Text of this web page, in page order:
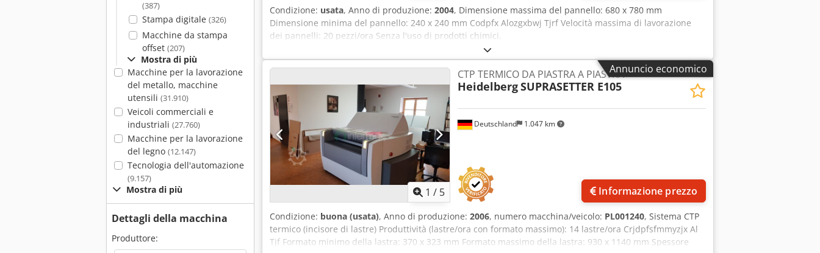
(387)
Stampa digitale (326)
Macchine da stampa
offset (207)
Mostra di più
Macchine per la lavorazione
del metallo, macchine
utensili (31.910)
Veicoli commerciali e
industriali (27.760)
Macchine per la lavorazione
del legno (12.147)
Tecnologia dell'automazione
(9.157)
Mostra di più
Dettagli della macchina
Produttore:
Condizione: usata, Anno di produzione: 2004, Dimensione massima del pannello: 680 x 780 mm
Dimensione minima del pannello: 240 x 240 mm Codpfx Alozgxbwj Tjrf Velocità massima di lavorazione
dei pannelli: 20 pezzi/ora Senza l'uso di prodotti chimici.
Annuncio economico
1 / 5
Deutschland 1.047 km
CTP TERMICO DA PIASTRA A PIASTRA
HeidelbergSUPRASETTER E105
Informazione prezzo
Condizione: buona (usata), Anno di produzione: 2006, numero macchina/veicolo: PL001240, Sistema CTP
termico (incisore di lastre) Produttività (lastre/ora con formato massimo): 14 lastre/ora Crjdpfsfmmyzjx Al
Tjf Formato minimo della lastra: 370 x 323 mm Formato massimo della lastra: 930 x 1140 mm Spessore